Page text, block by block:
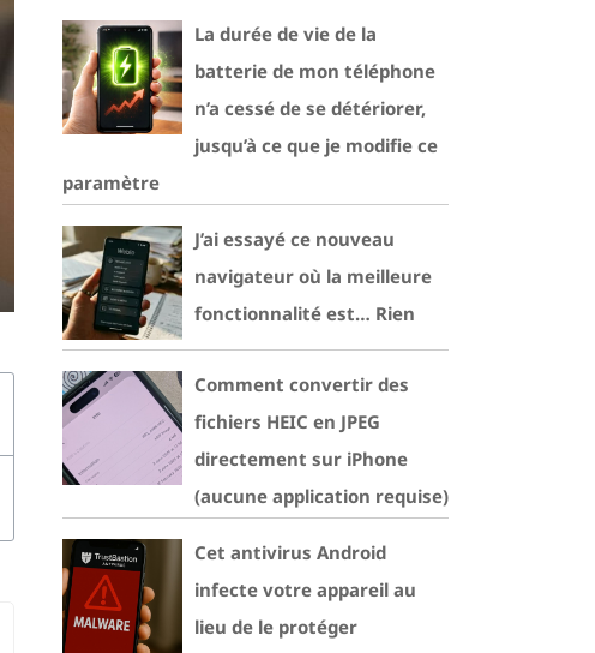
La durée de vie de la
batterie de mon téléphone
n’a cessé de se détériorer,
jusqu’à ce que je modifie ce
paramètre
J’ai essayé ce nouveau
navigateur où la meilleure
fonctionnalité est… Rien
Comment convertir des
fichiers HEIC en JPEG
directement sur iPhone
(aucune application requise)
Cet antivirus Android
infecte votre appareil au
lieu de le protéger